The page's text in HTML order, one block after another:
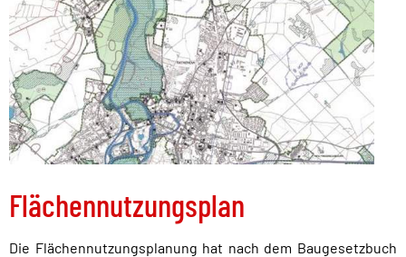
Flächennutzungsplan
Die Flächennutzungsplanung hat nach dem Baugesetzbuch